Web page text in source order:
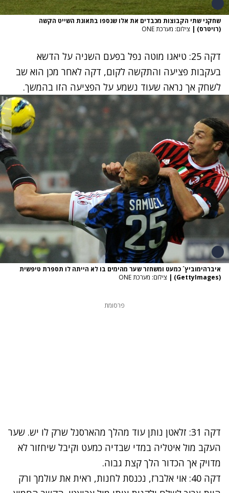
שחקני שתי הקבוצות מכבדים את אלו שנספו בתאונת השייט הקשה
(רויטרס) | צילום: מערכת ONE
דקה 25: טיאגו מוטה נפל בפעם השניה על הדשא
בעקבות פציעה והתקשה לקום, דקה לאחר מכן הוא שב
לשחק אך נראה שעוד נשמע על הפציעה הזו בהמשך.
איברהימוביץ´ כמעט ומשחזר שער מהימים בו לא הייתה לו תספרת טיפשית
(GettyImages)
| צילום: מערכת ONE
פרסומת
דקה 31: זלאטן נותן עוד מהלך מהארסנל שרק לו יש. שער
העקב מול איטליה במדי שבדיה כמעט וקיבל שיחזור לא
מדויק אך הכדור הלך קצת גבוה.
דקה 40: אוי אלברז, נכנסת לחנות, ראית את עולמך ורק